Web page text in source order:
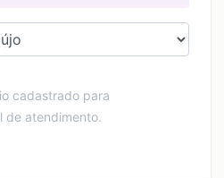
cadastrado para
de atendimento.